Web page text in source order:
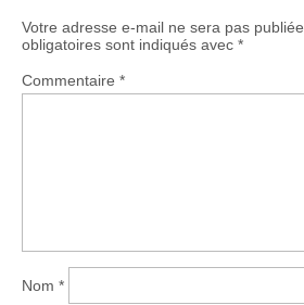
Votre adresse e-mail ne sera pas publiée.
obligatoires sont indiqués avec *
Commentaire *
Nom *